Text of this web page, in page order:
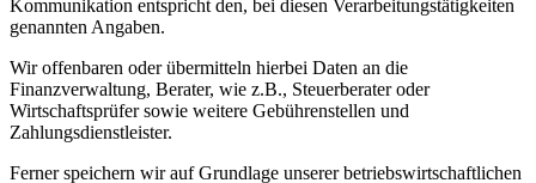
Kommunikation entspricht den, bei diesen Verarbeitungstätigkeiten
genannten Angaben.
Wir offenbaren oder übermitteln hierbei Daten an die
Finanzverwaltung, Berater, wie z.B., Steuerberater oder
Wirtschaftsprüfer sowie weitere Gebührenstellen und
Zahlungsdienstleister.
Ferner speichern wir auf Grundlage unserer betriebswirtschaftlichen